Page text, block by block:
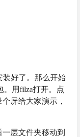
装好了。那么开始
。用filza打开。点
屏给大家演示，
层文件夹移动到